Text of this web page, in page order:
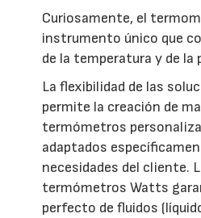
Curiosamente, el
instrumento único que
de la temperatura y de la
La flexibilidad de las
permite la creación de
termómetros
adaptados
necesidades del cliente.
termómetros Watts
perfecto de fluidos